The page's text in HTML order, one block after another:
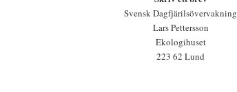
Svensk Dagfjärilsövervakning
Lars Pettersson
Ekologihuset
223 62 Lund